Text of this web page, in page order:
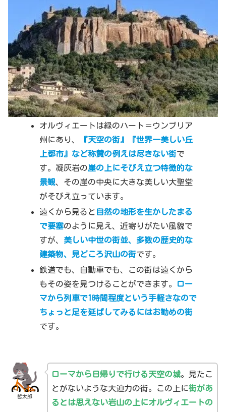
オルヴィエートは緑のハート＝ウンブリア
州にあり、
『天空の街』『世界一美しい丘
上都市』など称賛の例えは尽きない街で
す。凝灰岩の崖の上にそびえ立つ特徴的な
景観、その崖の中央に大きな美しい大聖堂
がそびえ立っています。
遠くから見ると 自然の地形を生かしたまる
で要塞のように見え、近寄りがたい風貌で
すが、 美しい中世の街並、多数の歴史的な
建築物、見どころ沢山の街です。
鉄道でも、自動車でも、この街は遠くから
もその姿を見つけることができます。 ロー
マから列車で1時間程度という手軽さなので
ちょっと足を延ばしてみるにはお勧めの街
です。
哲太郎
ローマから日帰りで行ける天空の城。見たこ
とがないような大迫力の街。この上に街があ
るとは思えない岩山の上にオルヴィエートの